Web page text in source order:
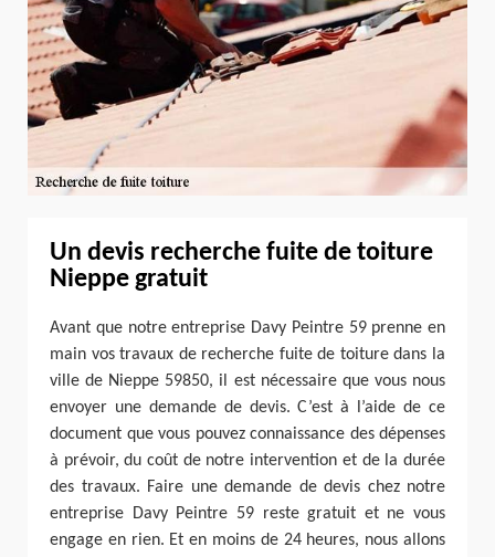
Un devis recherche fuite de toiture
Nieppe gratuit
Avant que notre entreprise Davy Peintre 59 prenne en
main vos travaux de recherche fuite de toiture dans la
ville de Nieppe 59850, il est nécessaire que vous nous
envoyer une demande de devis. C’est à l’aide de ce
document que vous pouvez connaissance des dépenses
à prévoir, du coût de notre intervention et de la durée
des travaux. Faire une demande de devis chez notre
entreprise Davy Peintre 59 reste gratuit et ne vous
engage en rien. Et en moins de 24 heures, nous allons